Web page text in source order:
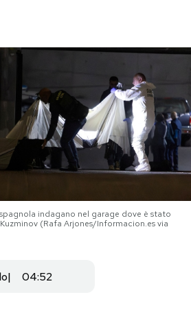
indagano nel garage dove è stato
(Rafa Arjones/Informacion.es via
04:52